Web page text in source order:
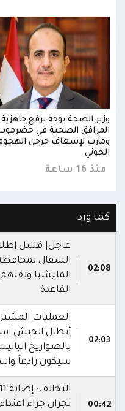
وزير الصحة يوجه برفع جاهزية
المرافق الصحية في
ومأرب لإسعاف جرحى
الحوثي
منذ 16 ساعة
كما ورد
02:08
عاجل| فشل
السفال
المليشيا
القاعدة
02:03
أبطال الجيش
بالصواريخ
سيكون رادعاً
00:42
نجران جراء